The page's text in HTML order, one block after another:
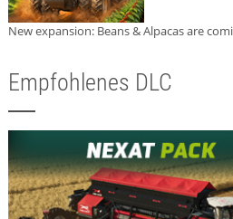
New expansion: Beans & Alpacas are
Empfohlenes DLC